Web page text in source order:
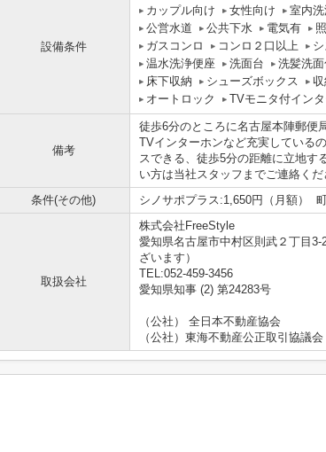
設備条件
カップル向け
女性向け 室内
公営水道
公共下水 電気有
ガスコンロ
コンロ２口以上
温水洗浄便座
洗面台 洗髪洗
床下収納
シューズボックス
オートロック
TVモニタ付イン
備考
徒歩6分のところに名古屋本陣郵便
TVインターホンなど充実している
スできる、徒歩5分の距離に立地す
い方は当社スタッフまでご連絡く
条件(その他)
シノサポプラス:1,650円（月額）
取扱会社
株式会社FreeStyle
愛知県名古屋市中村区則武２丁目
ざいます）
TEL:052-459-3456
愛知県知事 (2) 第24283号
（公社） 全日本不動産協会
（公社）東海不動産公正取引協議会